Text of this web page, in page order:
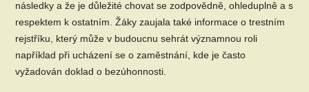
následky a že je důležité chovat se zodpovědně, ohleduplně a s
respektem k ostatním. Žáky zaujala také informace o trestním
rejstříku, který může v budoucnu sehrát významnou roli
například při ucházení se o zaměstnání, kde je často
vyžadován doklad o bezúhonnosti.